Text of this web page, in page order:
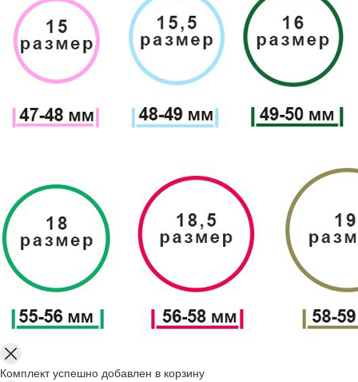
Комплект успешно добавлен в корзину